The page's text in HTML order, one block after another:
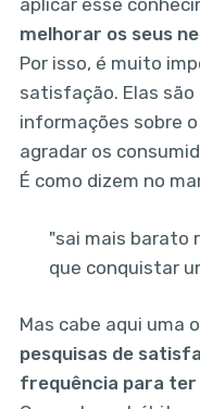
aplicar esse
melhorar os seus
Por isso, é muito
satisfação. Elas
informações sobre
agradar os
É como dizem no
"sai mais barato
que conquistar
Mas cabe aqui uma
pesquisas de
frequência para ter